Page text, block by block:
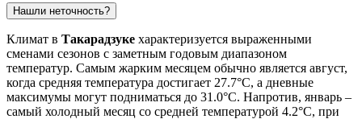
Нашли неточность?
Климат в Такарадзуке характеризуется выраженными
сменами сезонов с заметным годовым диапазоном
температур. Самым жарким месяцем обычно является август,
когда средняя температура достигает 27.7°C, а дневные
максимумы могут подниматься до 31.0°C. Напротив, январь –
самый холодный месяц со средней температурой 4.2°C, при